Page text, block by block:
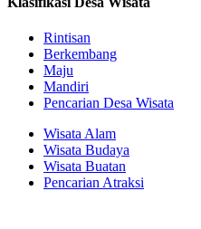
Rintisan
Berkembang
Maju
Mandiri
Pencarian Desa Wisata
Wisata Alam
Wisata Budaya
Wisata Buatan
Pencarian Atraksi